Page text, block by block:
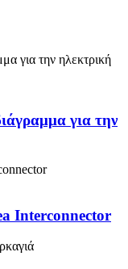
για την
Interconnector